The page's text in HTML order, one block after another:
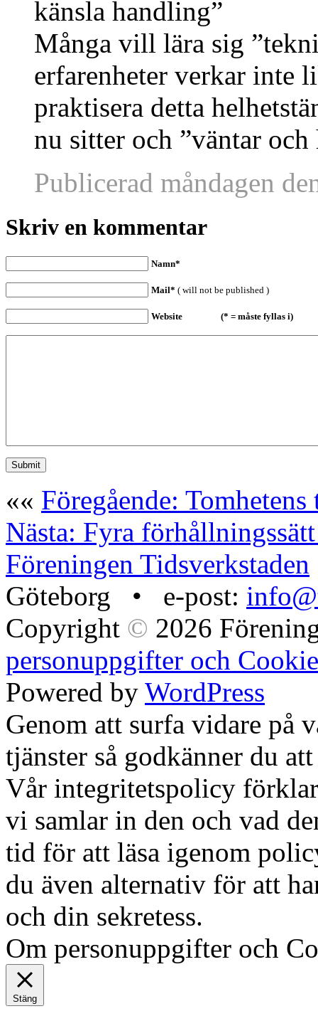
känsla handling”
Många vill lära sig
erfarenheter verkar inte
praktisera detta
nu sitter och ”väntar
Publicerad måndagen
Skriv en kommentar
Namn*
Mail* ( will not be published )
Website (* = måste fyllas i)
«« Föregående:
Nästa: Fyra
Föreningen Tidsverkstaden
Göteborg • e-post:
Copyright © 2026
personuppgifter och
Powered by WordPress
Genom att surfa vidare på
tjänster så godkänner du
Vår integritetspolicy
vi samlar in den och vad
tid för att läsa igenom
du även alternativ för att
och din sekretess.
Om personuppgifter och
Stäng